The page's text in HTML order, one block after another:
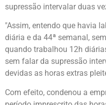
supressão intervalar duas
"Assim, entendo que havia
diária e da 44ª semanal,
quando trabalhou 12h
sem falar da supressão
devidas as horas extras
Com efeito, condenou a